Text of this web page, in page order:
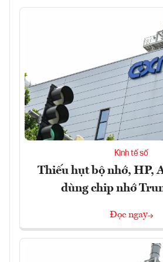
Kinh tế số
Thiếu hụt bộ nhớ, HP,
dùng chip nhớ
Đọc ngay